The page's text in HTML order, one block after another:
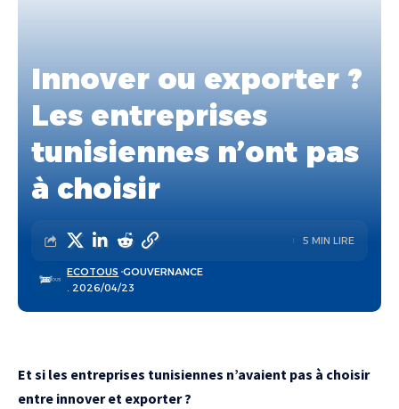
Innover ou exporter ?
Les entreprises
tunisiennes n’ont pas
à choisir
. 2026/04/23
ECOTOUS GOUVERNANCE
5 MIN LIRE
Et si les entreprises tunisiennes n’avaient pas à choisir
entre innover et exporter ?